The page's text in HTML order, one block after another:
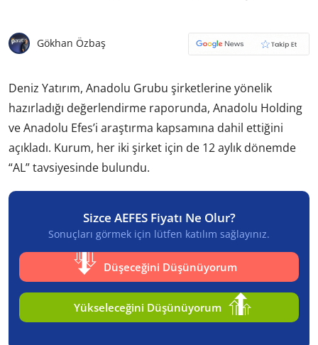
Gökhan Özbaş
Deniz Yatırım, Anadolu Grubu şirketlerine yönelik
hazırladığı değerlendirme raporunda, Anadolu Holding
ve Anadolu Efes’i araştırma kapsamına dahil ettiğini
açıkladı. Kurum, her iki şirket için de 12 aylık dönemde
“AL” tavsiyesinde bulundu.
Sizce AEFES Fiyatı Ne Olur?
Sonuçları görmek için lütfen katılım sağlayınız.
Düşeceğini Düşünüyorum
Yükseleceğini Düşünüyorum